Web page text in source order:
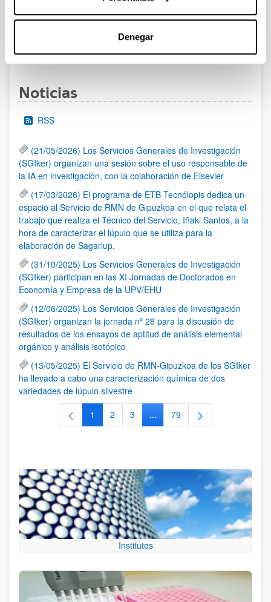
Denegar
PáginaPáginas intermedias Use TAB para desplazarse.
PáginaPáginaPáginaPáginas intermedias
Página
Noticias
RSS
(21/05/2026) Los Servicios Generales de Investigación
(SGIker) organizan una sesión sobre el uso responsable de
la IA en investigación, con la colaboración de Elsevier
(17/03/2026) El programa de ETB Tecnólopis dedica un
espacio al Servicio de RMN de Gipuzkoa en el que relata el
trabajo que realiza el Técnico del Servicio, Iñaki Santos, a la
hora de caracterizar el lúpulo que se utiliza para la
elaboración de Sagarlup.
(31/10/2025) Los Servicios Generales de Investigación
(SGIker) participan en las XI Jornadas de Doctorados en
Economía y Empresa de la UPV/EHU
(12/06/2025) Los Servicios Generales de Investigación
(SGIker) organizan la jornada nº 28 para la discusión de
resultados de los ensayos de aptitud de análisis elemental
orgánico y análisis isotópico
(13/05/2025) El Servicio de RMN-Gipuzkoa de los SGIker
ha llevado a cabo una caracterización química de dos
variedades de lúpulo silvestre
Página
1 Página
2 Página
3 ...Páginas intermedias Use TAB
Página
79
Institutos